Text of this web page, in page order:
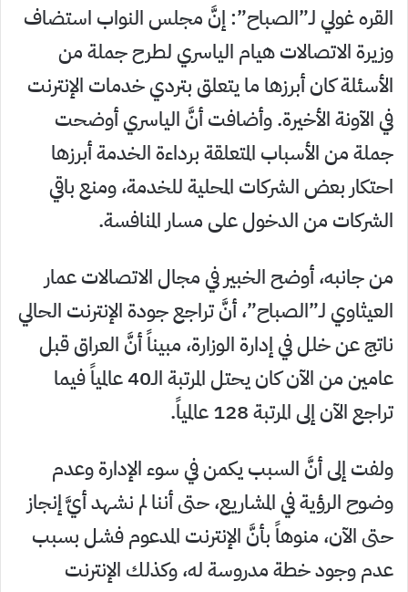
القره غولي لـ”الصباح”: إنَّ مجلس النواب استضاف
وزيرة الاتصالات هيام الياسري لطرح جملة من
الأسئلة كان أبرزها ما يتعلق بتردي خدمات الإنترنت
في الآونة الأخيرة. وأضافت أنَّ الياسري أوضحت
جملة من الأسباب المتعلقة برداءة الخدمة أبرزها
احتكار بعض الشركات المحلية للخدمة، ومنع باقي
الشركات من الدخول على مسار المنافسة.
من جانبه، أوضح الخبير في مجال الاتصالات عمار
العيثاوي لـ”الصباح”، أنَّ تراجع جودة الإنترنت الحالي
ناتج عن خلل في إدارة الوزارة، مبيناً أنَّ العراق قبل
عامين من الآن كان يحتل المرتبة الـ40 عالمياً فيما
تراجع الآن إلى المرتبة 128 عالمياً.
ولفت إلى أنَّ السبب يكمن في سوء الإدارة وعدم
وضوح الرؤية في المشاريع، حتى أننا لم نشهد أيَّ إنجاز
حتى الآن، منوهاً بأنَّ الإنترنت المدعوم فشل بسبب
عدم وجود خطة مدروسة له، وكذلك الإنترنت